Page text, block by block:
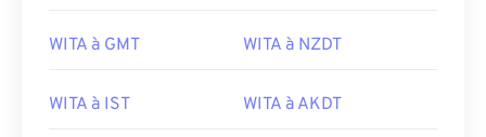
WITA à GMT WITA à NZDT
WITA à IST WITA à AKDT